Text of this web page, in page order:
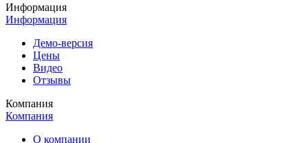
Информация
Информация
Демо-версия
Цены
Видео
Отзывы
Компания
Компания
О компании